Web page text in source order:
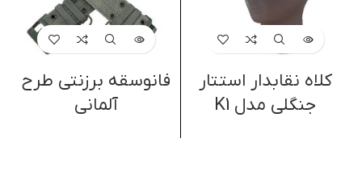
کلاه نقابدار استتار
جنگلی مدل K1
فانوسقه برزنتی طرح
آلمانی